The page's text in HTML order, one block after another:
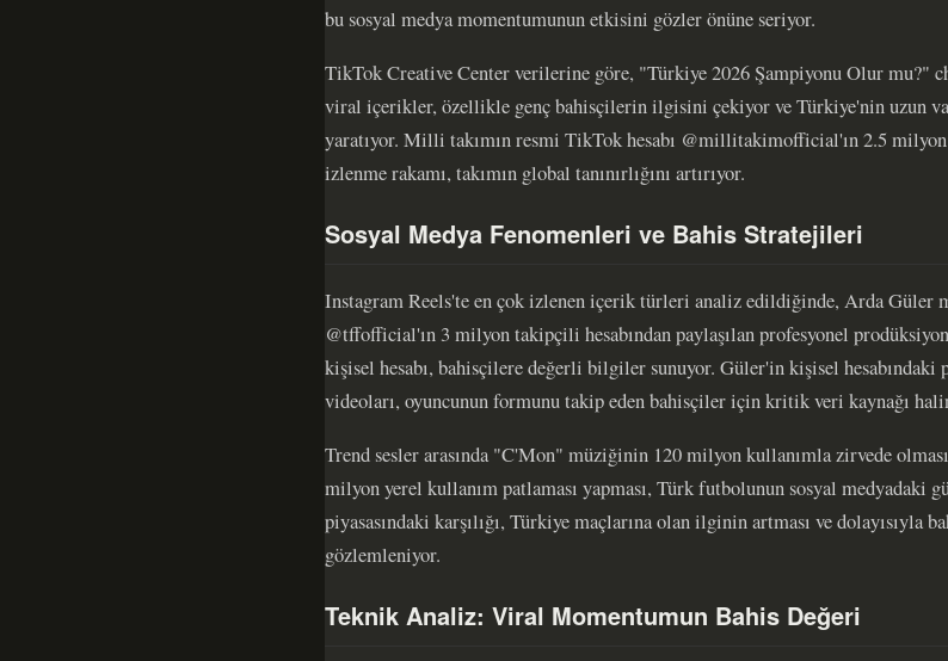
bu sosyal medya momentumunun etkisini gözler önüne seriyor.
TikTok Creative Center verilerine göre, "Türkiye 2026 Şampiyonu Olur mu?"
viral içerikler, özellikle genç bahisçilerin ilgisini çekiyor ve Türkiye'nin uzun
yaratıyor. Milli takımın resmi TikTok hesabı @millitakimofficial'ın 2.5
izlenme rakamı, takımın global tanınırlığını artırıyor.
Sosyal Medya Fenomenleri ve Bahis Stratejileri
Instagram Reels'te en çok izlenen içerik türleri analiz edildiğinde, Arda Güler
@tffofficial'ın 3 milyon takipçili hesabından paylaşılan profesyonel
kişisel hesabı, bahisçilere değerli bilgiler sunuyor. Güler'in kişisel
videoları, oyuncunun formunu takip eden bahisçiler için kritik veri kaynağı
Trend sesler arasında "C'Mon" müziğinin 120 milyon kullanımla zirvede
milyon yerel kullanım patlaması yapması, Türk futbolunun sosyal medyadaki
piyasasındaki karşılığı, Türkiye maçlarına olan ilginin artması ve dolayısıyla
gözlemleniyor.
Teknik Analiz: Viral Momentumun Bahis Değeri